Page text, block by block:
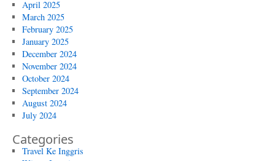
April 2025
March 2025
February 2025
January 2025
December 2024
November 2024
October 2024
September 2024
August 2024
July 2024
Categories
Travel Ke Inggris